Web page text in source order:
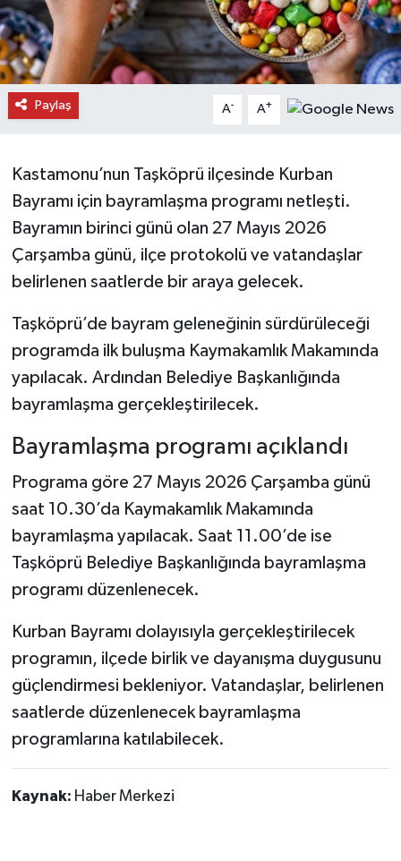
Paylaş A- A+
Kastamonu’nun Taşköprü ilçesinde Kurban
Bayramı için bayramlaşma programı netleşti.
Bayramın birinci günü olan 27 Mayıs 2026
Çarşamba günü, ilçe protokolü ve vatandaşlar
belirlenen saatlerde bir araya gelecek.
Taşköprü’de bayram geleneğinin sürdürüleceği
programda ilk buluşma Kaymakamlık Makamında
yapılacak. Ardından Belediye Başkanlığında
bayramlaşma gerçekleştirilecek.
Bayramlaşma programı açıklandı
Programa göre 27 Mayıs 2026 Çarşamba günü
saat 10.30’da Kaymakamlık Makamında
bayramlaşma yapılacak. Saat 11.00’de ise
Taşköprü Belediye Başkanlığında bayramlaşma
programı düzenlenecek.
Kurban Bayramı dolayısıyla gerçekleştirilecek
programın, ilçede birlik ve dayanışma duygusunu
güçlendirmesi bekleniyor. Vatandaşlar, belirlenen
saatlerde düzenlenecek bayramlaşma
programlarına katılabilecek.
Kaynak: Haber Merkezi
Hanönü Haberleri
İhsangazi Haberleri
Küre Haberleri
Merkez Haberleri
Pınarbaşı Haberleri
Seydiler Haberleri
Taşköprü Haberleri
Tosya Haberleri
Karadeniz Haberleri
Ulusal Haberler
Teknoloji Haberleri
Siyaset Haberleri
Yerel Haberler
Haber Arşivi